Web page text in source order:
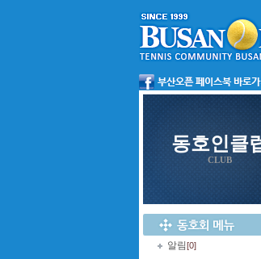
동호인클
CLUB
알림[0]